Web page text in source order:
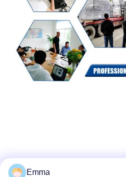
Emma